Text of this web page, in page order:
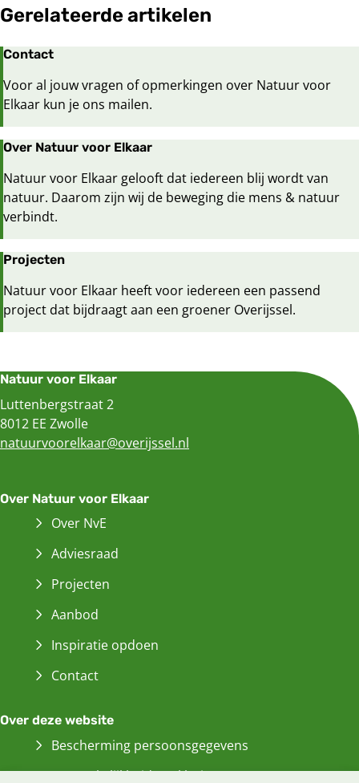
Gerelateerde artikelen
Contact
Voor al jouw vragen of opmerkingen over Natuur voor
Elkaar kun je ons mailen.
Over Natuur voor Elkaar
Natuur voor Elkaar gelooft dat iedereen blij wordt van
natuur. Daarom zijn wij de beweging die mens & natuur
verbindt.
Projecten
Natuur voor Elkaar heeft voor iedereen een passend
project dat bijdraagt aan een groener Overijssel.
Natuur voor Elkaar
Luttenbergstraat 2
8012 EE Zwolle
natuurvoorelkaar@overijssel.nl
Over Natuur voor Elkaar
Over NvE
Adviesraad
Projecten
Aanbod
Inspiratie opdoen
Contact
Over deze website
Bescherming persoonsgegevens
Toegankelijkheidsverklaring